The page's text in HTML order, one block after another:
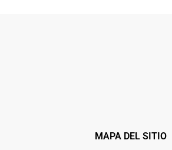
MAPA DEL SITIO